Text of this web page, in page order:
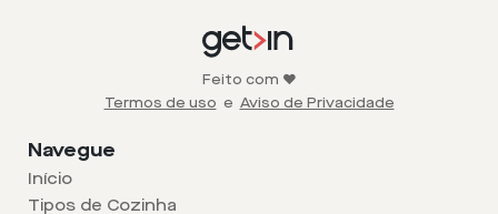
Feito com ❤️
Termos de uso e Aviso de Privacidade
Navegue
Início
Tipos de Cozinha